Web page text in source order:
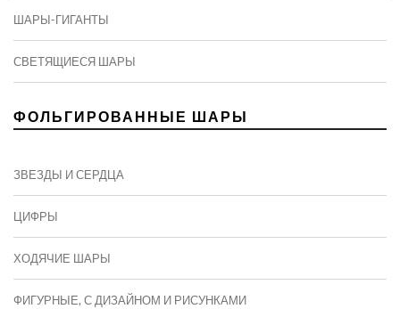
ШАРЫ-ГИГАНТЫ
СВЕТЯЩИЕСЯ ШАРЫ
ФОЛЬГИРОВАННЫЕ ШАРЫ
ЗВЕЗДЫ И СЕРДЦА
ЦИФРЫ
ХОДЯЧИЕ ШАРЫ
ФИГУРНЫЕ, С ДИЗАЙНОМ И РИСУНКАМИ